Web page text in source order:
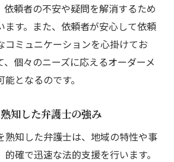
依頼者の不安や疑問を解消するため
ます。また、依頼者が安心して依頼
コミュニケーションを心掛けてお
、個々のニーズに応えるオーダーメ
となるのです。
知した弁護士の強み
熟知した弁護士は、地域の特性や事
確で迅速な法的支援を行います。